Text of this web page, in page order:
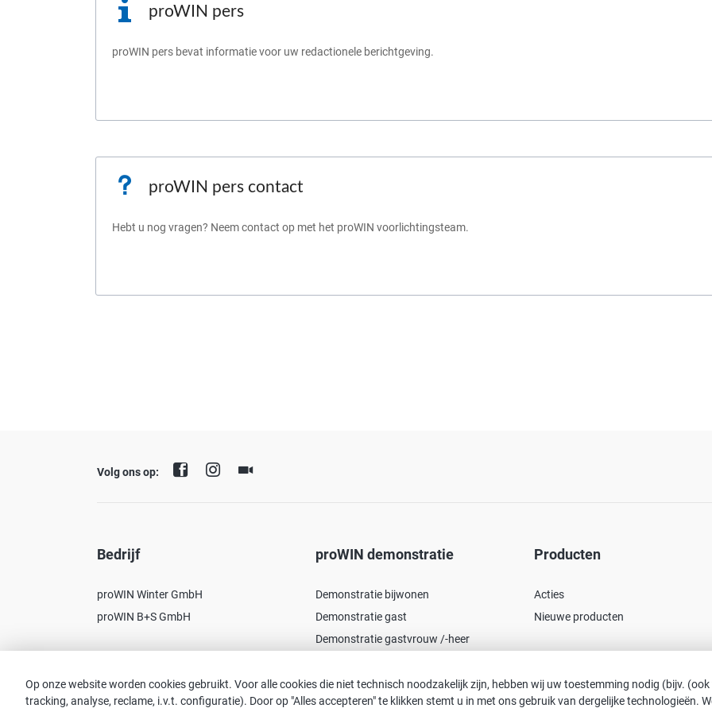
proWIN pers
proWIN pers bevat informatie voor uw redactionele berichtgeving.
proWIN pers contact
Hebt u nog vragen? Neem contact op met het proWIN voorlichtingsteam.
Op onze website worden cookies gebruikt. Voor alle cookies die niet technisch noodzakelijk zijn, hebben wij uw toestemming nodig (bijv.
tracking, analyse, reclame, i.v.t. configuratie). Door op "Alles accepteren" te klikken stemt u in met ons gebruik van dergelijke technologieën.
Volg ons op:
Bedrijf
proWIN Winter GmbH
proWIN B+S GmbH
proWIN demonstratie
Demonstratie bijwonen
Demonstratie gast
Demonstratie gastvrouw /-heer
Producten
Acties
Nieuwe producten